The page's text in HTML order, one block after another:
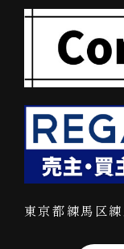
東京都練馬区